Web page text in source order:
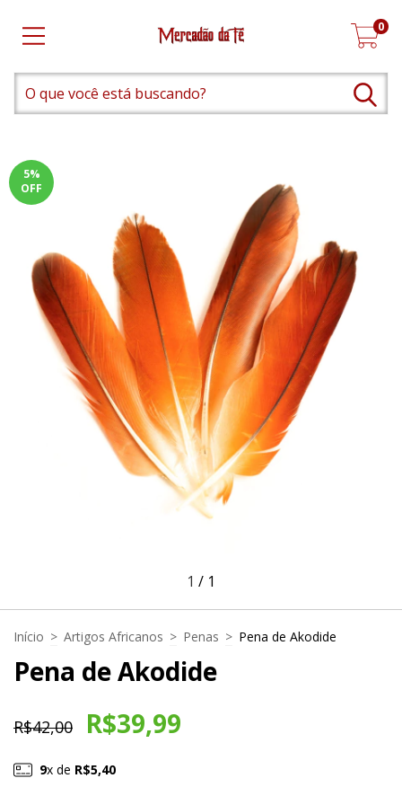
0
5%
OFF
1 / 1
Início > Artigos Africanos > Penas > Pena de Akodide
Pena de Akodide
R$42,00 R$39,99
9x de R$5,40